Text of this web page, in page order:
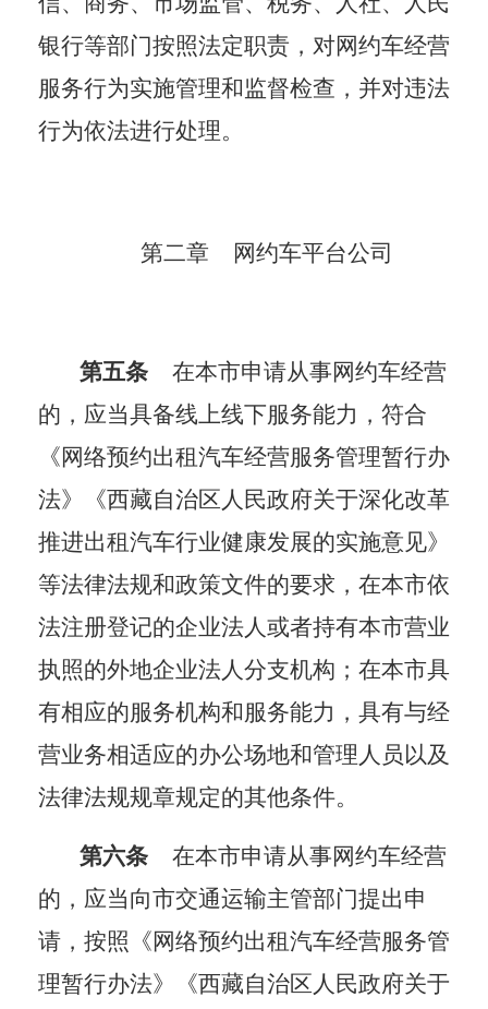
银行等部门按照法定职责，对网约车经营
服务行为实施管理和监督检查，并对违法
行为依法进行处理。
第二章 网约车平台公司
第五条
在本市申请从事网约车经营
的，应当具备线上线下服务能力，符合
《网络预约出租汽车经营服务管理暂行办
法》《西藏自治区人民政府关于深化改革
推进出租汽车行业健康发展的实施意见》
等法律法规和政策文件的要求，在本市依
法注册登记的企业法人或者持有本市营业
执照的外地企业法人分支机构；在本市具
有相应的服务机构和服务能力，具有与经
营业务相适应的办公场地和管理人员以及
法律法规规章规定的其他条件。
第六条
在本市申请从事网约车经营
的，应当向市交通运输主管部门提出申
请，按照《网络预约出租汽车经营服务管
理暂行办法》《西藏自治区人民政府关于